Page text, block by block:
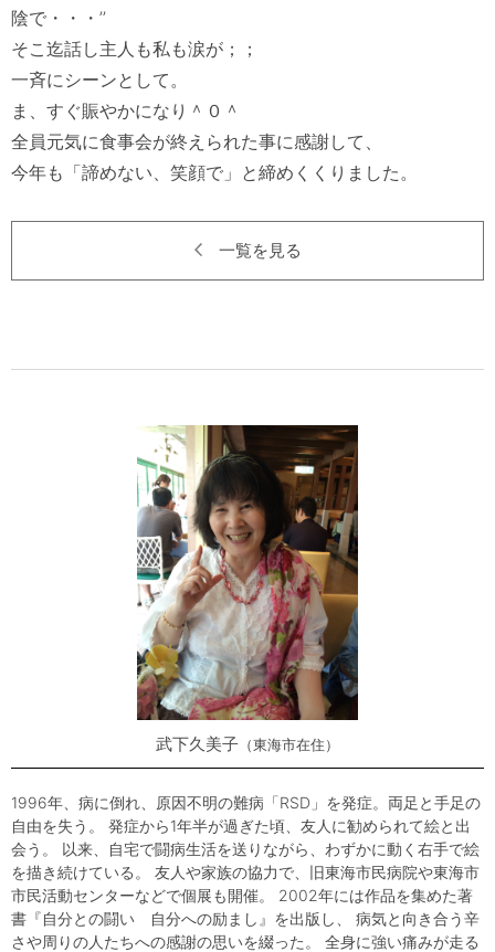
陰で・・・’’
そこ迄話し主人も私も涙が；；
一斉にシーンとして。
ま、すぐ賑やかになり＾０＾
全員元気に食事会が終えられた事に感謝して、
一覧を見る
武下久美子 東海市在住
1996年、病に倒れ、原因不明の難病「RSD」を発症。両足と手足の
自由を失う。 発症から1年半が過ぎた頃、友人に勧められて絵と出
会う。 以来、自宅で闘病生活を送りながら、わずかに動く右手で絵
を描き続けている。 友人や家族の協力で、旧東海市民病院や東海市
市民活動センターなどで個展も開催。 2002年には作品を集めた著
書『自分との闘い 自分への励まし』を出版し、 病気と向き合う辛
さや周りの人たちへの感謝の思いを綴った。 全身に強い痛みが走る